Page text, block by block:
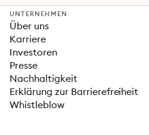
UNTERNEHMEN
Über uns
Karriere
Investoren
Presse
Nachhaltigkeit
Erklärung zur Barrierefreiheit
Whistleblow